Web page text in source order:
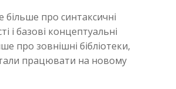
більше про синтаксичні
і базові концептуальні
про зовнішні бібліотеки,
працювати на новому